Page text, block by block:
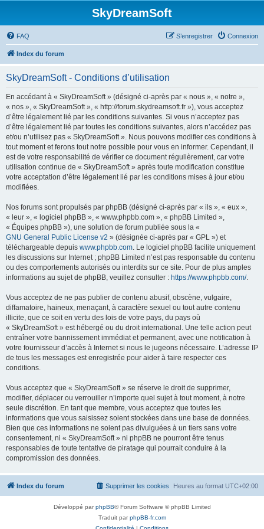
SkyDreamSoft
FAQ Connexion
S’enregistrer
Index du forum
SkyDreamSoft - Conditions d’utilisation
En accédant à « SkyDreamSoft » (désigné ci-après par « nous », « notre »,
« nos », « SkyDreamSoft », « http://forum.skydreamsoft.fr »), vous acceptez
d’être légalement lié par les conditions suivantes. Si vous n’acceptez pas
d’être légalement lié par toutes les conditions suivantes, alors n’accédez pas
et/ou n’utilisez pas « SkyDreamSoft ». Nous pouvons modifier ces conditions à
tout moment et ferons tout notre possible pour vous en informer. Cependant, il
est de votre responsabilité de vérifier ce document régulièrement, car votre
utilisation continue de « SkyDreamSoft » après toute modification constitue
votre acceptation d’être légalement lié par les conditions mises à jour et/ou
modifiées.
Nos forums sont propulsés par phpBB (désigné ci-après par « ils », « eux »,
« leur », « logiciel phpBB », « www.phpbb.com », « phpBB Limited »,
« Équipes phpBB »), une solution de forum publiée sous la «
GNU General Public License v2 » (désignée ci-après par « GPL ») et
téléchargeable depuis www.phpbb.com. Le logiciel phpBB facilite uniquement
les discussions sur Internet ; phpBB Limited n’est pas responsable du contenu
ou des comportements autorisés ou interdits sur ce site. Pour de plus amples
informations au sujet de phpBB, veuillez consulter : https://www.phpbb.com/.
Vous acceptez de ne pas publier de contenu abusif, obscène, vulgaire,
diffamatoire, haineux, menaçant, à caractère sexuel ou tout autre contenu
illicite, que ce soit en vertu des lois de votre pays, du pays où
« SkyDreamSoft » est hébergé ou du droit international. Une telle action peut
entraîner votre bannissement immédiat et permanent, avec une notification à
votre fournisseur d’accès à Internet si nous le jugeons nécessaire. L’adresse IP
de tous les messages est enregistrée pour aider à faire respecter ces
conditions.
Vous acceptez que « SkyDreamSoft » se réserve le droit de supprimer,
modifier, déplacer ou verrouiller n’importe quel sujet à tout moment, à notre
seule discrétion. En tant que membre, vous acceptez que toutes les
informations que vous saisissez soient stockées dans une base de données.
Bien que ces informations ne soient pas divulguées à un tiers sans votre
consentement, ni « SkyDreamSoft » ni phpBB ne pourront être tenus
responsables de toute tentative de piratage qui pourrait conduire à la
compromission des données.
Index du forum Heures au format UTC+02:00
Supprimer les cookies
Développé parphpBB® Forum Software © phpBB Limited
Traduit parphpBB-fr.com